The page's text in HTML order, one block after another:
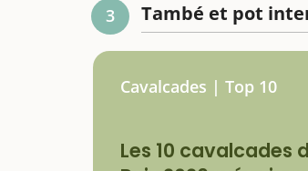
3 També et pot
Cavalcades | Top 10
Les 10 cavalcades